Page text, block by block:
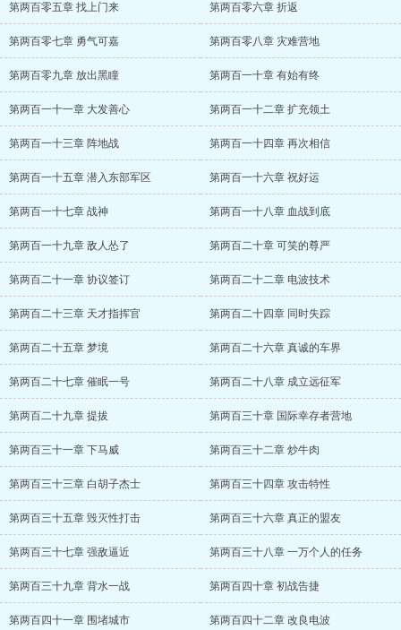
第两百零五章 找上门来 第两百零六章 折返
第两百零七章 勇气可嘉 第两百零八章 灾难营地
第两百零九章 放出黑瞳 第两百一十章 有始有终
第两百一十一章 大发善心 第两百一十二章 扩充领土
第两百一十三章 阵地战 第两百一十四章 再次相信
第两百一十五章 潜入东部军区 第两百一十六章 祝好运
第两百一十七章 战神 第两百一十八章 血战到底
第两百一十九章 敌人怂了 第两百二十章 可笑的尊严
第两百二十一章 协议签订 第两百二十二章 电波技术
第两百二十三章 天才指挥官 第两百二十四章 同时失踪
第两百二十五章 梦境 第两百二十六章 真诚的车界
第两百二十七章 催眠一号 第两百二十八章 成立远征军
第两百二十九章 提拔 第两百三十章 国际幸存者营地
第两百三十一章 下马威 第两百三十二章 炒牛肉
第两百三十三章 白胡子杰士 第两百三十四章 攻击特性
第两百三十五章 毁灭性打击 第两百三十六章 真正的盟友
第两百三十七章 强敌逼近 第两百三十八章 一万个人的任务
第两百三十九章 背水一战 第两百四十章 初战告捷
第两百四十一章 围堵城市 第两百四十二章 改良电波